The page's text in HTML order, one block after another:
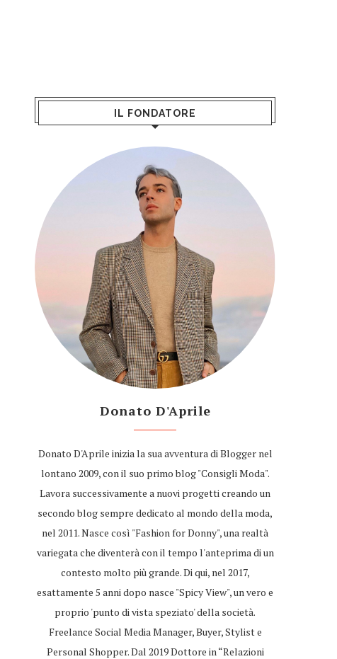
IL FONDATORE
Donato D'Aprile
Donato D'Aprile inizia la sua avventura di Blogger nel
lontano 2009, con il suo primo blog "Consigli Moda".
Lavora successivamente a nuovi progetti creando un
secondo blog sempre dedicato al mondo della moda,
nel 2011. Nasce così "Fashion for Donny", una realtà
variegata che diventerà con il tempo l'anteprima di un
contesto molto più grande. Di qui, nel 2017,
esattamente 5 anni dopo nasce "Spicy View", un vero e
proprio 'punto di vista speziato' della società.
Freelance Social Media Manager, Buyer, Stylist e
Personal Shopper. Dal 2019 Dottore in “Relazioni